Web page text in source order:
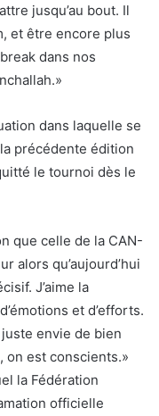
jusqu’au bout. Il
et être encore plus
dans nos
dans laquelle se
précédente édition
le tournoi dès le
que celle de la CAN-
alors qu’aujourd’hui
J’aime la
et d’efforts.
envie de bien
on est conscients.»
la Fédération
officielle